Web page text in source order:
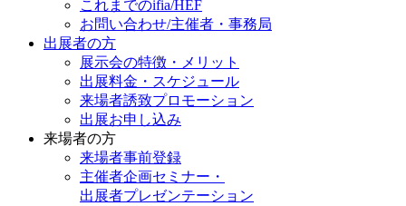
これまでのifia/HEF
お問い合わせ/主催者・事務局
出展者の方
展示会の特徴・メリット
出展料⾦・スケジュール
来場者誘致プロモーション
出展お申し込み
来場者の方
来場者事前登録
主催者企画セミナー・
出展者プレゼンテーション